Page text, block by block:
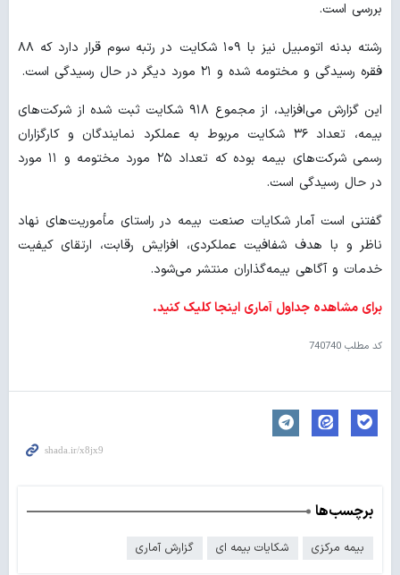
بررسی است.
رشته بدنه اتومبیل نیز با ۱۰۹ شکایت در رتبه سوم قرار دارد که ۸۸
فقره رسیدگی و مختومه شده و ۲۱ مورد دیگر در حال رسیدگی است.
این گزارش می‌افزاید، از مجموع ۹۱۸ شکایت ثبت شده از شرکت‌های
بیمه، تعداد ۳۶ شکایت مربوط به عملکرد نمایندگان و کارگزاران
رسمی شرکت‌های بیمه بوده که تعداد ۲۵ مورد مختومه و ۱۱ مورد
در حال رسیدگی است.
گفتنی است آمار شکایات صنعت بیمه در راستای مأموریت‌های نهاد
ناظر و با هدف شفافیت عملکردی، افزایش رقابت، ارتقای کیفیت
خدمات و آگاهی بیمه‌گذاران منتشر می‌شود.
برای مشاهده جداول آماری اینجا کلیک کنید.
کد مطلب 740740
برچسب‌ها
بیمه مرکزی شکایات بیمه ای گزارش آماری